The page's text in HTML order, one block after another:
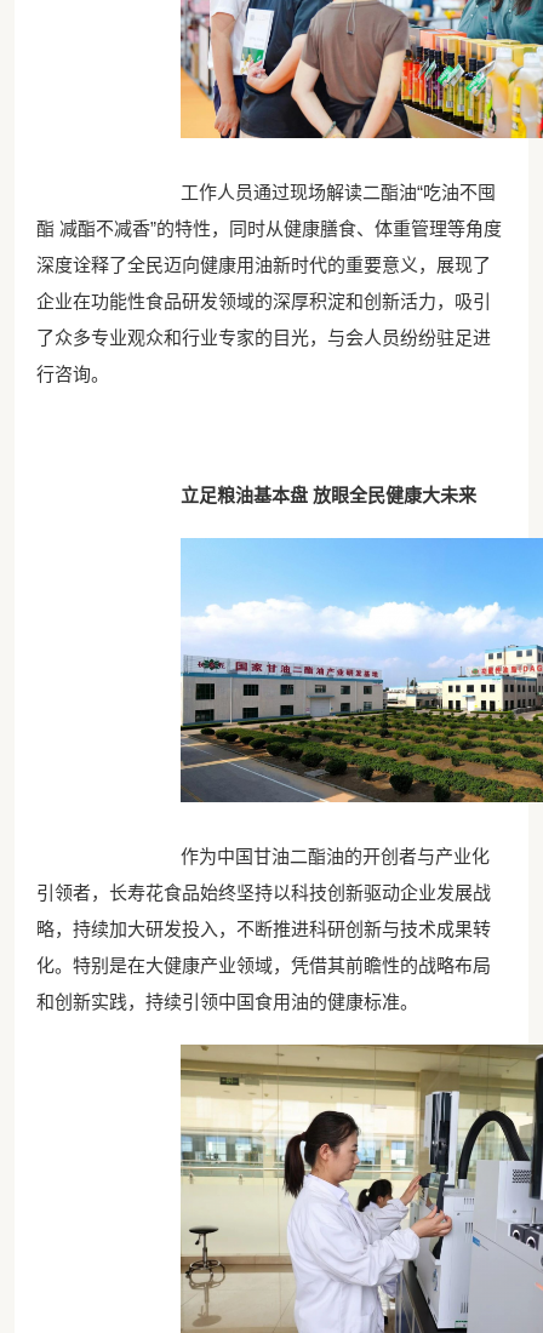
工作人员通过现场解读二酯油“吃油不囤
酯 减酯不减香”的特性，同时从健康膳食、体重管理等角度
深度诠释了全民迈向健康用油新时代的重要意义，展现了
企业在功能性食品研发领域的深厚积淀和创新活力，吸引
了众多专业观众和行业专家的目光，与会人员纷纷驻足进
行咨询。
立足粮油基本盘 放眼全民健康大未来
作为中国甘油二酯油的开创者与产业化
引领者，长寿花食品始终坚持以科技创新驱动企业发展战
略，持续加大研发投入，不断推进科研创新与技术成果转
化。特别是在大健康产业领域，凭借其前瞻性的战略布局
和创新实践，持续引领中国食用油的健康标准。